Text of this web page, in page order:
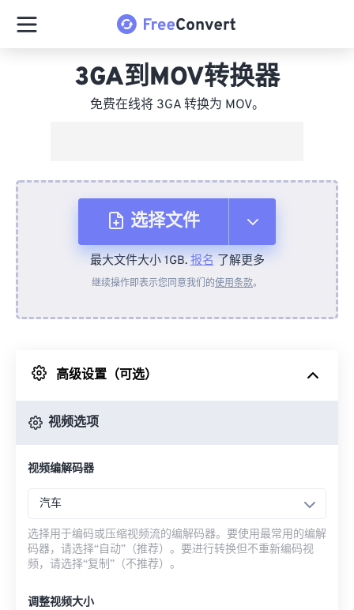
3GA到MOV转换器
免费在线将 3GA 转换为 MOV。
选择文件
从设备
来自 Google Drive
最大文件大小 1GB.报名了解更多
继续操作即表示您同意我们的使用条款。
高级设置（可选）
视频选项
视频编解码器
汽车
选择用于编码或压缩视频流的编解码器。要使用最常用的编解
码器，请选择“自动”（推荐）。要进行转换但不重新编码视
频，请选择“复制”（不推荐）。
调整视频大小